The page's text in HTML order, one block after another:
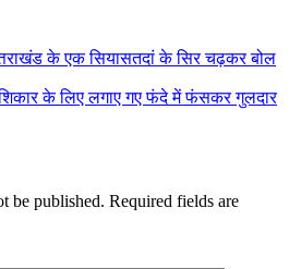
के एक सियासतदां के सिर चढ़कर बोल
के लिए लगाए गए फंदे में फंसकर गुलदार
be published. Required fields are